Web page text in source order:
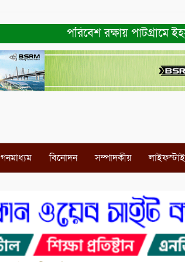
পরিবেশ রক্ষায় পাটগ্রামে ইহসান
গনমাধ্যম বিনোদন সম্পাদকীয়